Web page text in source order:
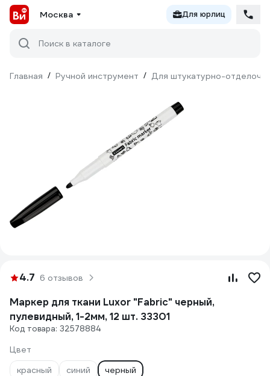
Москва Для юрлиц
Поиск в каталоге
Главная / Ручной инструмент / Для штукатурно-
4.7 6 отзывов
Маркер для ткани Luxor "Fabric" черный,
пулевидный, 1-2мм, 12 шт. 33301
Код товара: 32578884
Цвет
красный
синий черный